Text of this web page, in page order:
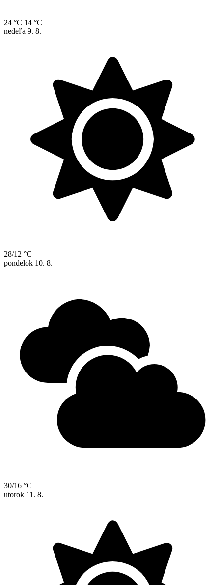
24 °C 14 °C
nedeľa 9. 8.
28/12 °C
pondelok 10. 8.
30/16 °C
utorok 11. 8.